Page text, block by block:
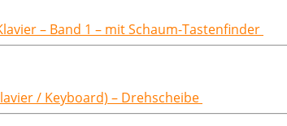
– Band 1 – mit Schaum-Tastenfinder
/ Keyboard) – Drehscheibe